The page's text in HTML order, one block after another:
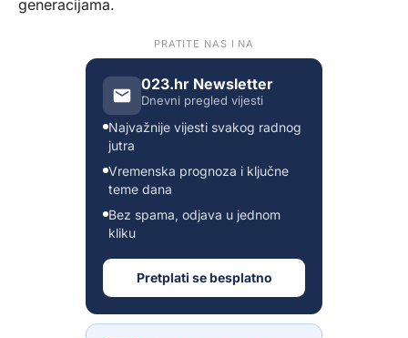
generacijama.
PRATITE NAS I NA
023.hr Newsletter
Dnevni pregled vijesti
Najvažnije vijesti svakog radnog
jutra
Vremenska prognoza i ključne
teme dana
Bez spama, odjava u jednom
kliku
Pretplati se besplatno